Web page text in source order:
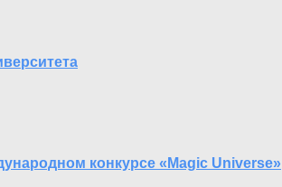
конкурсе «Magic Universe»